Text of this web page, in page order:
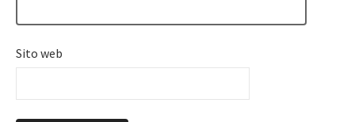
Sito web